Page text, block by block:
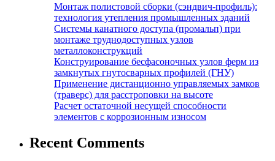
Монтаж полистовой сборки (сэндвич-профиль):
технология утепления промышленных зданий
Системы канатного доступа (промальп) при
монтаже труднодоступных узлов
металлоконструкций
Конструирование бесфасоночных узлов ферм из
замкнутых гнутосварных профилей (ГНУ)
Применение дистанционно управляемых замков
(траверс) для расстроповки на высоте
Расчет остаточной несущей способности
элементов с коррозионным износом
Recent Comments